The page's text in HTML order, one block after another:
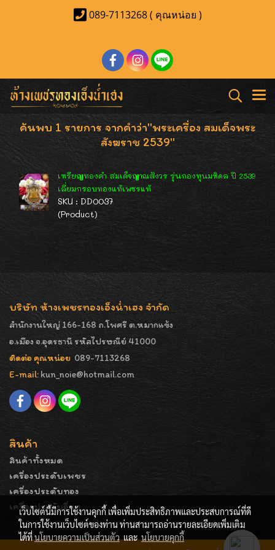
089-7113268 ( คุณหน่อย )
ค้นพบ 1 รายการ จากคำว่า"พระเครื่อง สมเด็จพระ
สังฆราช 2539"
เหรียญทองคำ สมเด็จญาณสังวร รุ่นกองทุนมหิดล ปี 2539
เลี่ยมกรอบทองแท้เพชรแท้
SKU : DD0037
(Product)
บริษัท ห้างเพชรทองเอ็งน่ำเฮง จำกัด
สำนักงานใหญ่ 166-168 ถ.โพศรี ต.หมากแข้ง
อ.เมือง จ.อุดรธานี รหัสไปรษณีย์ 41000
ติดต่อ คุณหน่อย 089-7113268
E-mail: kun_noie@hotmail.com
สินค้า
สินค้าทั้งหมด
เครื่องประดับเพชร
เครื่องประดับทอง
เครื่องประดับอื่นๆ
เว็บไซต์นี้มีการใช้งานคุกกี้ เพื่อเพิ่มประสิทธิภาพและประสบการณ์ที่ดี
ในการใช้งานเว็บไซต์ของท่าน ท่านสามารถอ่านรายละเอียดเพิ่มเติม
ได้ที่นโยบายความเป็นส่วนตัวและนโยบายคุกกี้